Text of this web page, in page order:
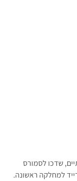
שדכו לסמורס
למחלקה ראשונה.